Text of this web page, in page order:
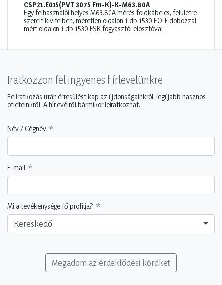
CSP21.E015(PVT 3075 Fm-K)-K-M63.80A
Egy felhasználói helyes M63.80A mérés földkábeles, felületre
szerelt kivitelben, méretlen oldalon 1 db 1530 FO-E dobozzal,
mért oldalon 1 db 1530 FSK fogyasztói elosztóval
Iratkozzon fel ingyenes hírlevelünkre
Feliratkozás után értesülést kap az újdonságainkról, legújabb hasznos
ötleteinkről. A hírlevélről bármikor leiratkozhat.
Név / Cégnév
E-mail
Mi a tevékenysége fő profilja?
Kereskedő
Megadom az érdeklődési köröket